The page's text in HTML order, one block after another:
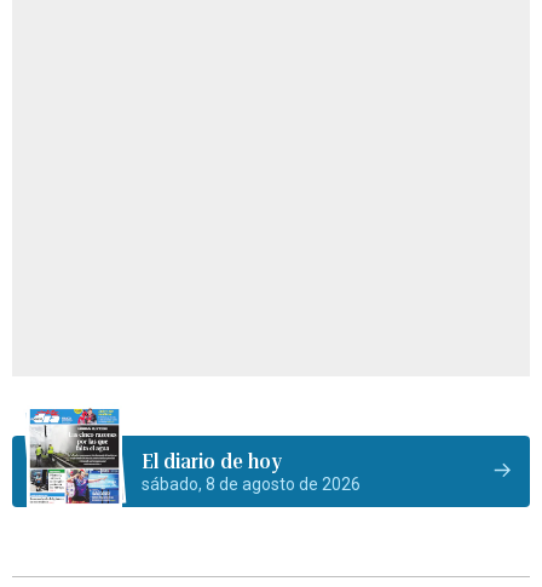
El diario de hoy
sábado, 8 de agosto de 2026